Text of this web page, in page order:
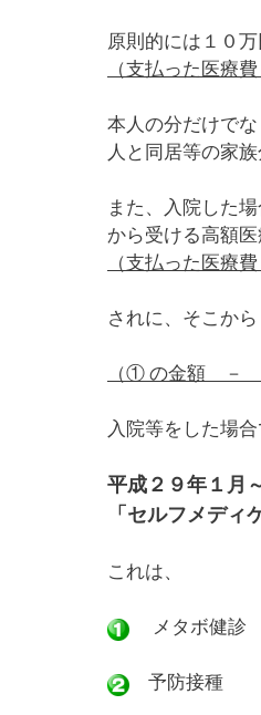
原則的には１０
（支払った医
本人の分だけで
人と同居等の家
また、入院した
から受ける高額
（支払った医療
されに、そこか
（① の金額 －
入院等をした場
平成２９年１月
「セルフメディ
これは、
メタボ健診
予防接種